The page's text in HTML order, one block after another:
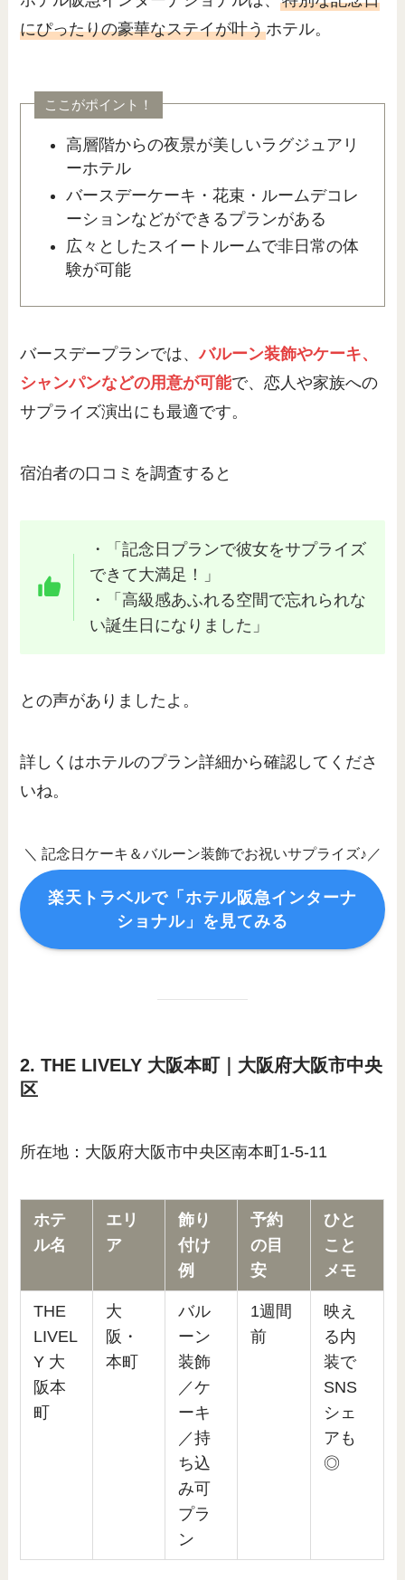
にぴったりの豪華なステイが叶うホテル。
ここがポイント！
高層階からの夜景が美しいラグジュアリ
ーホテル
バースデーケーキ・花束・ルームデコレ
ーションなどができるプランがある
広々としたスイートルームで非日常の体
験が可能
バースデープランでは、バルーン装飾やケーキ、
シャンパンなどの用意が可能で、恋人や家族への
サプライズ演出にも最適です。
宿泊者の口コミを調査すると
・「記念日プランで彼女をサプライズ
できて大満足！」
・「高級感あふれる空間で忘れられな
い誕生日になりました」
との声がありましたよ。
詳しくはホテルのプラン詳細から確認してくださ
いね。
＼ 記念日ケーキ＆バルーン装飾でお祝いサプライズ♪／
楽天トラベルで「ホテル阪急インターナ
ショナル」を見てみる
2. THE LIVELY 大阪本町｜大阪府大阪市中央
区
所在地：大阪府大阪市中央区南本町1-5-11
ホテ
ル名
エリ
ア
飾り
付け
例
予約
の目
安
ひと
こと
メモ
THE
LIVEL
Y 大
阪本
町
大
阪・
本町
バル
ーン
装飾
／ケ
ーキ
／持
ち込
み可
プラ
ン
1週間
前
映え
る内
装で
SNS
シェ
アも
◎